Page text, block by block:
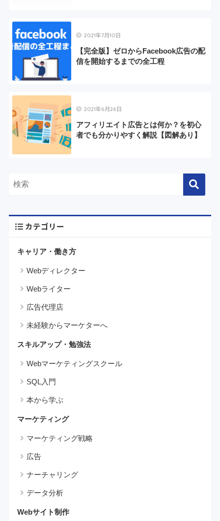
2021年7月10日
【完全版】ゼロからFacebook広告の配
信を開始するまでの全工程
2021年6月26日
アフィリエイト広告とは何か？を初心
者でも分かりやすく解説【図解あり】
カテゴリー
キャリア・働き方
Webディレクター
Webライター
広告代理店
未経験からマーケターへ
スキルアップ・勉強法
Webマーケティングスクール
SQL入門
本から学ぶ
マーケティング
マーケティング戦略
広告
ナーチャリング
データ分析
Webサイト制作